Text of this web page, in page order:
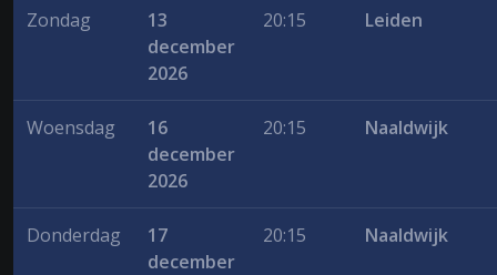
Zondag
13
december
2026
20:15 Leiden
Woensdag
16
december
2026
20:15 Naaldwijk
Donderdag
17
december
20:15 Naaldwijk